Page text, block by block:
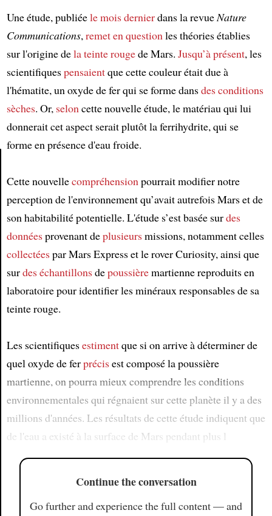
Article
Une étude, publiéele mois dernierdans la revue Nature
Communications, remet en question les théories établies
sur l'origine dela teinte rougede Mars. Jusqu’à présent, les
scientifiquespensaientque cette couleur était due à
l'hématite, un oxyde de fer qui se forme dansdes conditions
sèches. Or, selon cette nouvelle étude, le matériau qui lui
donnerait cet aspect serait plutôt la ferrihydrite, qui se
forme en présence d'eau froide.
Cette nouvellecompréhension pourrait modifier notre
perception de l'environnement qu’avait autrefois Mars et de
son habitabilité potentielle. L'étude s’est basée surdes
donnéesprovenant deplusieursmissions, notamment celles
collectéespar Mars Express et le rover Curiosity, ainsi que
surdes échantillonsdepoussièremartienne reproduits en
laboratoire pour identifier les minéraux responsables de sa
teinte rouge.
Les scientifiquesestimentque si on arrive à déterminer de
quel oxyde de ferprécisest composé la poussière
martienne, on pourra mieux comprendre les conditions
environnementales qui régnaient sur cette planète il y a des
millions d'années. Les résultats de cette étude indiquent que
de l'eau a existé à la surface de Mars pendant plus l
Continue the conversation
Go further and experience the full content — and